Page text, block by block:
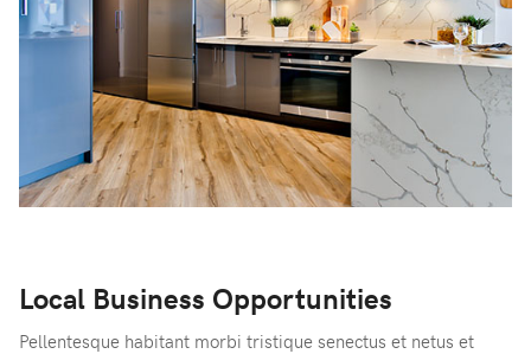
Local Business Opportunities
Pellentesque habitant morbi tristique senectus et netus et